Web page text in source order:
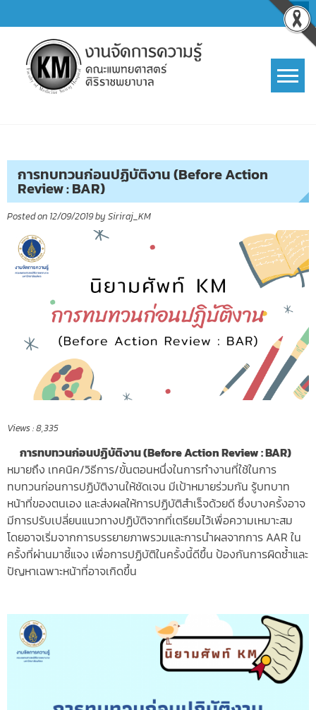
to
content
การทบทวนก่อนปฏิบัติงาน (Before Action
Review : BAR)
Posted on 12/09/2019by Siriraj_KM
Views :8,335
การทบทวนก่อนปฏิบัติงาน (Before Action Review : BAR)
หมายถึง เทคนิค/วิธีการ/ขั้นตอนหนึ่งในการทำงานที่ใช้ในการ
ทบทวนก่อนการปฏิบัติงานให้ชัดเจน มีเป้าหมายร่วมกัน รู้บทบาท
หน้าที่ของตนเอง และส่งผลให้การปฏิบัติสำเร็จด้วยดี ซึ่งบางครั้งอาจ
มีการปรับเปลี่ยนแนวทางปฏิบัติจากที่เตรียมไว้เพื่อความเหมาะสม
โดยอาจเริ่มจากการบรรยายภาพรวมและการนําผลจากการ AAR ใน
ครั้งที่ผ่านมาชี้แจง เพื่อการปฏิบัติในครั้งนี้ดีขึ้น ป้องกันการผิดซ้ำและ
ปัญหาเฉพาะหน้าที่อาจเกิดขึ้น